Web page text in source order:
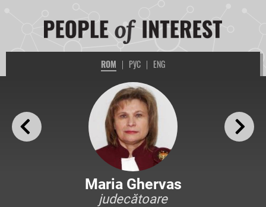
ROM | РУС | ENG
Maria Ghervas
judecătoare